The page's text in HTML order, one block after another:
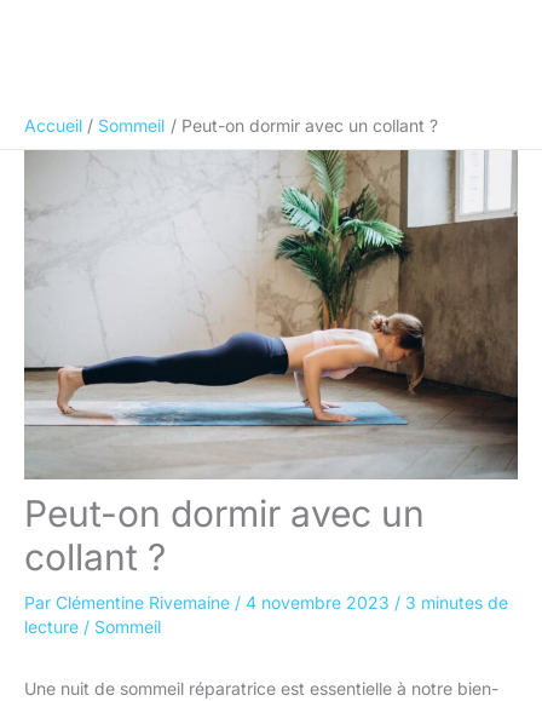
Accueil Sommeil Peut-on dormir avec un collant ?
Peut-on dormir avec un
collant ?
Par Clémentine Rivemaine / 4 novembre 2023 / 3 minutes de
lecture / Sommeil
Une nuit de sommeil réparatrice est essentielle à notre bien-